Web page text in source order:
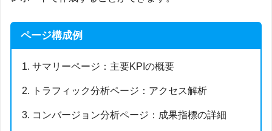
ページ構成例
サマリーページ：主要KPIの概要
トラフィック分析ページ：アクセス解析
コンバージョン分析ページ：成果指標の詳細